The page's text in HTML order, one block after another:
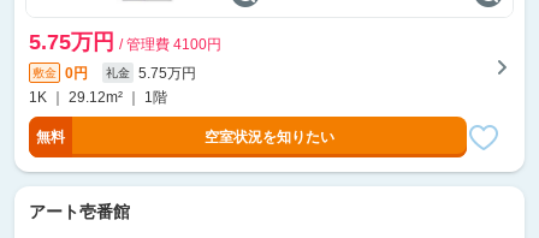
5.75万円 / 管理費 4100円
敷金 0円 礼金
5.75万円
1K ｜ 29.12m² ｜ 1階
無料 空室状況を知りたい
アート壱番館